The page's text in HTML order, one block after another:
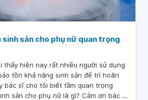
sinh sản cho phụ nữ quan trọng
thấy hiện nay rất nhiều người sử dụng
tồn khả năng sinh sản để trì hoãn
bác sĩ cho tôi biết tầm quan trọng
sản cho phụ nữ là gì? Cảm ơn bác sĩ